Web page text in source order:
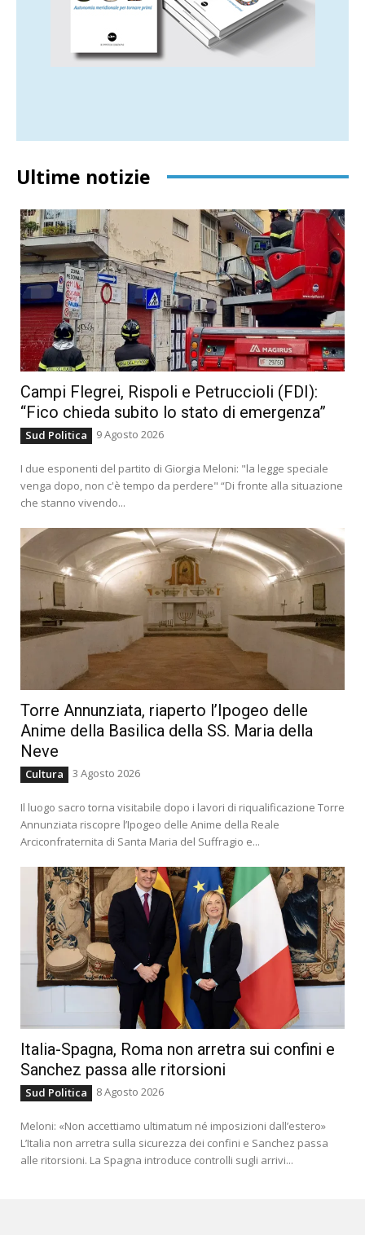
Ultime notizie
Campi Flegrei, Rispoli e Petruccioli (FDI):
“Fico chieda subito lo stato di emergenza”
Sud Politica 9 Agosto 2026
I due esponenti del partito di Giorgia Meloni: "la legge speciale
venga dopo, non c'è tempo da perdere" “Di fronte alla situazione
che stanno vivendo...
Torre Annunziata, riaperto l’Ipogeo delle
Anime della Basilica della SS. Maria della
Neve
Cultura 3 Agosto 2026
Il luogo sacro torna visitabile dopo i lavori di riqualificazione Torre
Annunziata riscopre l’Ipogeo delle Anime della Reale
Arciconfraternita di Santa Maria del Suffragio e...
Italia-Spagna, Roma non arretra sui confini e
Sanchez passa alle ritorsioni
Sud Politica 8 Agosto 2026
Meloni: «Non accettiamo ultimatum né imposizioni dall’estero»
L’Italia non arretra sulla sicurezza dei confini e Sanchez passa
alle ritorsioni. La Spagna introduce controlli sugli arrivi...